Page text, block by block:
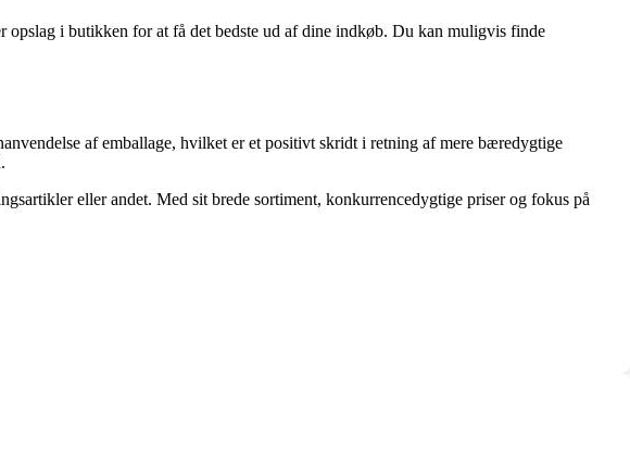
i butikken for at få det bedste ud af dine indkøb. Du kan muligvis finde
af emballage, hvilket er et positivt skridt i retning af mere bæredygtige
eller andet. Med sit brede sortiment, konkurrencedygtige priser og fokus på